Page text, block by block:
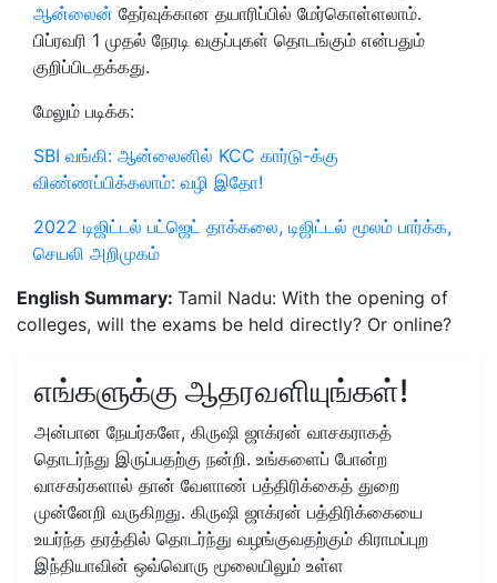
ஆன்லைன் தேர்வுக்கான தயாரிப்பில் மேர்கொள்ளலாம்.
பிப்ரவரி 1 முதல் நேரடி வகுப்புகள் தொடங்கும் என்பதும்
குறிப்பிடதக்கது.
மேலும் படிக்க:
SBI வங்கி: ஆன்லைனில் KCC கார்டு-க்கு
விண்ணப்பிக்கலாம்: வழி இதோ!
2022 டிஜிட்டல் பட்ஜெட் தாக்கலை, டிஜிட்டல் மூலம் பார்க்க,
செயலி அறிமுகம்
English Summary: Tamil Nadu: With the opening of
colleges, will the exams be held directly? Or online?
எங்களுக்கு ஆதரவளியுங்கள்!
அன்பான நேயர்களே, கிருஷி ஜாக்ரன் வாசகராகத்
தொடர்ந்து இருப்பதற்கு நன்றி. உங்களைப் போன்ற
வாசகர்களால் தான் வேளாண் பத்திரிக்கைத் துறை
முன்னேறி வருகிறது. கிருஷி ஜாக்ரன் பத்திரிக்கையை
உயர்ந்த தரத்தில் தொடர்ந்து வழங்குவதற்கும் கிராமப்புற
இந்தியாவின் ஒவ்வொரு மூலையிலும் உள்ள